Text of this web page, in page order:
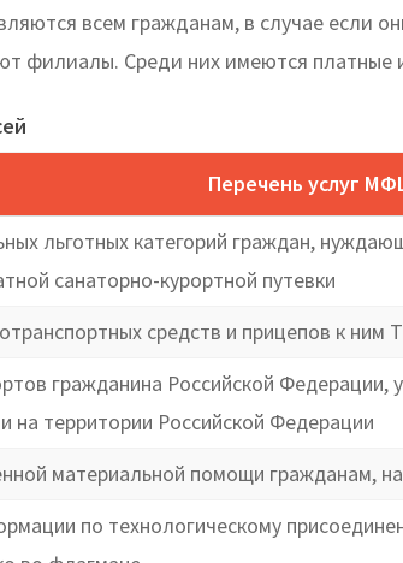
всем гражданам, в случае если
филиалы. Среди них имеются платные
Перечень услуг
льготных категорий граждан,
санаторно-курортной путевки
средств и прицепов к ним
гражданина Российской
на территории Российской Федерации
материальной помощи гражданам,
по технологическому